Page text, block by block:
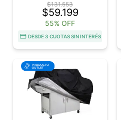
$131.553
$59.199
55% OFF
DESDE 3 CUOTAS SIN INTERÉS